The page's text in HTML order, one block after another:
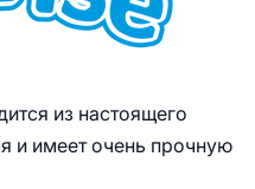
из настоящего
и имеет очень прочную